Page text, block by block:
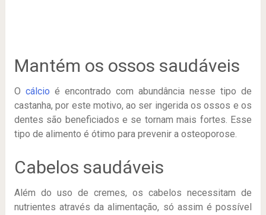
Mantém os ossos saudáveis
O cálcio é encontrado com abundância nesse tipo de
castanha, por este motivo, ao ser ingerida os ossos e os
dentes são beneficiados e se tornam mais fortes. Esse
tipo de alimento é ótimo para prevenir a osteoporose.
Cabelos saudáveis
Além do uso de cremes, os cabelos necessitam de
nutrientes através da alimentação, só assim é possível